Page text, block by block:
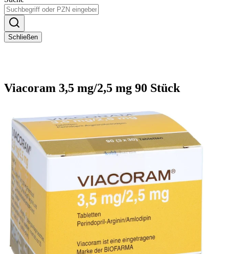
Schließen
Viacoram 3,5 mg/2,5 mg 90 Stück